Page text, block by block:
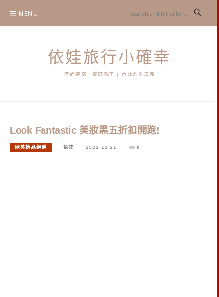
content
MENU
依娃旅行小確幸
時尚穿搭｜質感親子 | 台北媽媽日常
Look Fantastic 美妝黑五折扣開跑!
歐美精品網購 依娃 2022-11-21 0